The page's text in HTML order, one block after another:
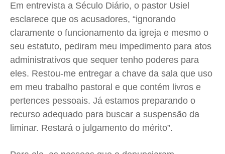
Em entrevista a Século Diário, o pastor Usiel
esclarece que os acusadores, “ignorando
claramente o funcionamento da igreja e mesmo o
seu estatuto, pediram meu impedimento para atos
administrativos que sequer tenho poderes para
eles. Restou-me entregar a chave da sala que uso
em meu trabalho pastoral e que contém livros e
pertences pessoais. Já estamos preparando o
recurso adequado para buscar a suspensão da
liminar. Restará o julgamento do mérito”.